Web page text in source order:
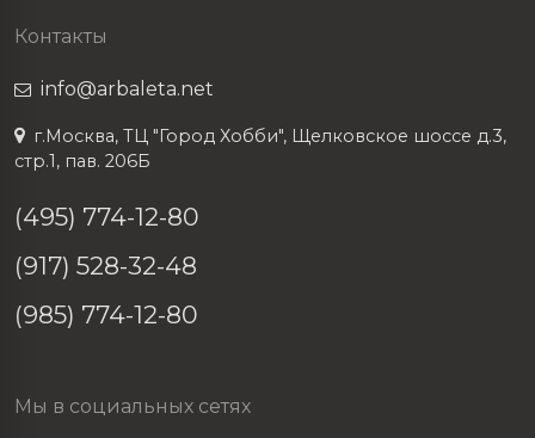
Контакты
info@arbaleta.net
г.Москва, ТЦ "Город Хобби", Щелковское шоссе д.3,
стр.1, пав. 206Б
(495) 774-12-80
(917) 528-32-48
(985) 774-12-80
Мы в социальных сетях